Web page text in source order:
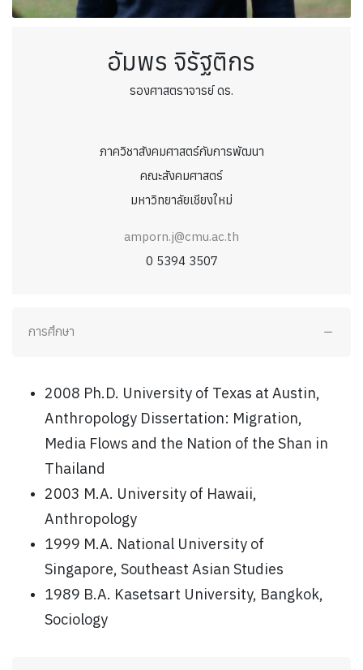
อัมพร จิรัฐติกร
รองศาสตราจารย์ ดร.
ภาควิชาสังคมศาสตร์กับการพัฒนา
คณะสังคมศาสตร์
มหาวิทยาลัยเชียงใหม่
amporn.j@cmu.ac.th
0 5394 3507
การศึกษา
2008 Ph.D. University of Texas at Austin,
Anthropology Dissertation: Migration,
Media Flows and the Nation of the Shan in
Thailand
2003 M.A. University of Hawaii,
Anthropology
1999 M.A. National University of
Singapore, Southeast Asian Studies
1989 B.A. Kasetsart University, Bangkok,
Sociology